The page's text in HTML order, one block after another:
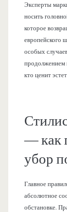
Эксперты
носить
которое
европейского
особых
продолжением
кто ценит
— как
убор
Главное
абсолютное
обстановке.